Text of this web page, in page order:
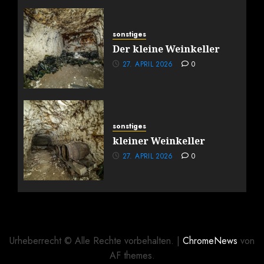
sonstiges
Der kleine Weinkeller
27. APRIL 2026 0
sonstiges
kleiner Weinkeller
27. APRIL 2026 0
Urheberrecht © Alle Rechte vorbehalten. | ChromeNews von
AF themes.